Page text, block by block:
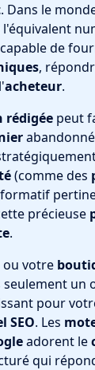
. Dans le
l'équivalent
de
,
acheteur.
rédigée peut
(comme des
précieuse
.
ou votre
seulement un
pour
SEO. Les
adorent le
qui